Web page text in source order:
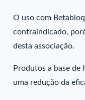
O uso com
contraindicado,
desta associação.
Produtos a base de
uma redução da